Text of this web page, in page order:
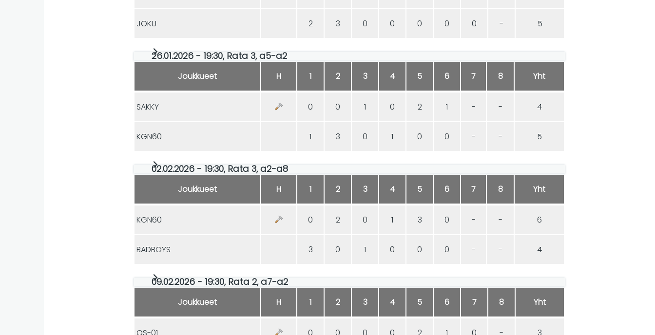
JOKU 2 3 0 0 0 0 0 - 5
26.01.2026 - 19:30, Rata 3, a5-a2
Joukkueet H 1 2 3 4 5 6 7 8 Yht
SAKKY 0 0 1 0 2 1 - - 4
KGN60 1 3 0 1 0 0 - - 5
02.02.2026 - 19:30, Rata 3, a2-a8
Joukkueet H 1 2 3 4 5 6 7 8 Yht
KGN60 0 2 0 1 3 0 - - 6
BADBOYS 3 0 1 0 0 0 - - 4
09.02.2026 - 19:30, Rata 2, a7-a2
Joukkueet H 1 2 3 4 5 6 7 8 Yht